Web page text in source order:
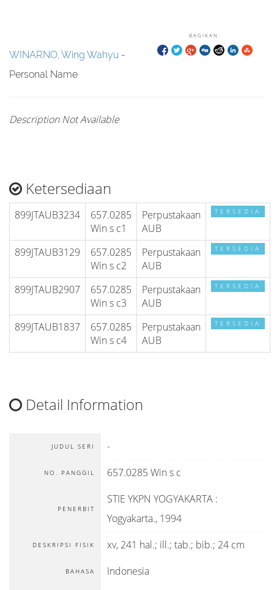
BAGIKAN:
WINARNO, Wing Wahyu -
Personal Name
Description Not Available
Ketersediaan
899JTAUB3234
657.0285
Win s c1
Perpustakaan
AUB
TERSEDIA
899JTAUB3129
657.0285
Win s c2
Perpustakaan
AUB
TERSEDIA
899JTAUB2907
657.0285
Win s c3
Perpustakaan
AUB
TERSEDIA
899JTAUB1837
657.0285
Win s c4
Perpustakaan
AUB
TERSEDIA
Detail Information
JUDUL SERI -
NO. PANGGIL 657.0285 Win s c
PENERBIT
STIE YKPN YOGYAKARTA :
Yogyakarta., 1994
DESKRIPSI FISIK xv, 241 hal.; ill.; tab.; bib.; 24 cm
BAHASA Indonesia